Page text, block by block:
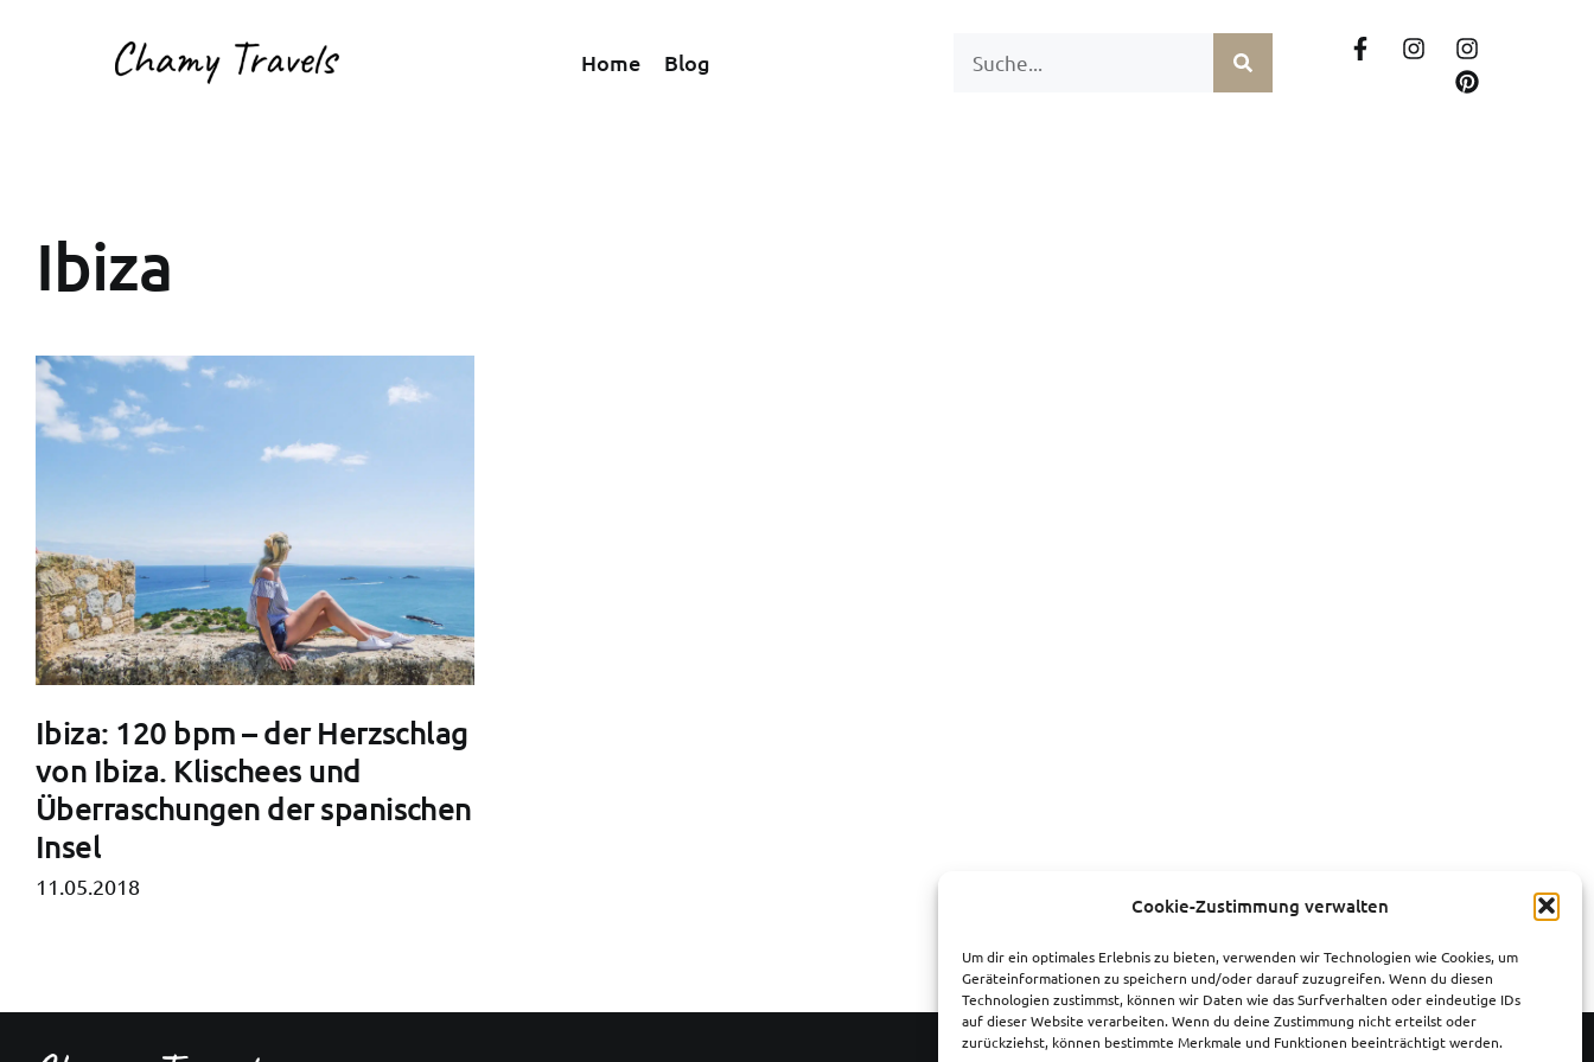
Cookie-Zustimmung verwalten
Um dir ein optimales Erlebnis zu bieten, verwenden wir Technologien wie Cookies, um
Geräteinformationen zu speichern und/oder darauf zuzugreifen. Wenn du diesen
Technologien zustimmst, können wir Daten wie das Surfverhalten oder eindeutige IDs
auf dieser Website verarbeiten. Wenn du deine Zustimmung nicht erteilst oder
zurückziehst, können bestimmte Merkmale und Funktionen beeinträchtigt werden.
Home Blog
Ibiza
Ibiza: 120 bpm – der Herzschlag
von Ibiza. Klischees und
Überraschungen der spanischen
Insel
11.05.2018